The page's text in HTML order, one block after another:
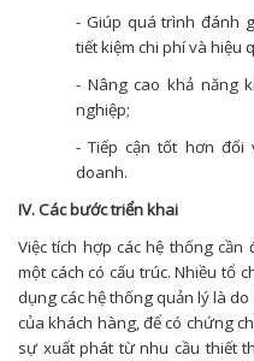
- Giúp quá trình đánh
tiết kiệm chi phí và hiệu
- Nâng cao khả năng
nghiệp;
- Tiếp cận tốt hơn đối
doanh.
IV. Các bước triển khai
Việc tích hợp các hệ thống
một cách có cấu trúc. Nhiều tổ
dụng các hệ thống quản lý là
của khách hàng, để có chứng
sự xuất phát từ nhu cầu thiết